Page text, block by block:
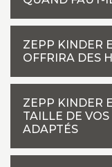
ZEPP KINDER
OFFRIRA DES
ZEPP KINDER
TAILLE DE
ADAPTÉS